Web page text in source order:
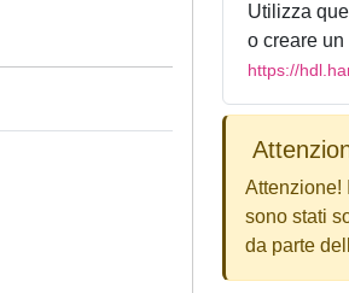
Utilizza
o creare
https://
Attenzione!
sono stati
da parte